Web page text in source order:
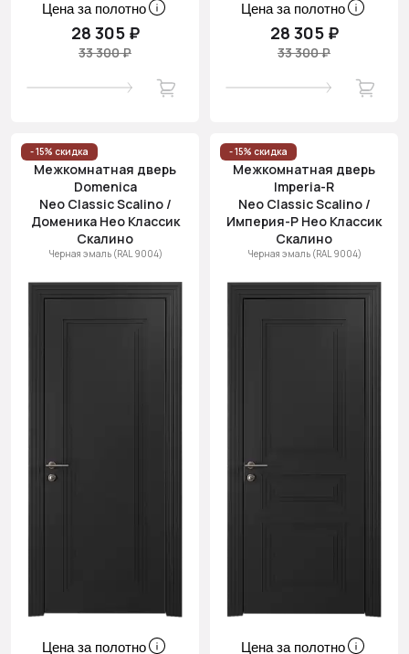
Цена за полотно
28 305 ₽
33 300 ₽
Цена за полотно
28 305 ₽
33 300 ₽
- 15% скидка
Межкомнатная дверь
Domenica
Neo Classic Scalino /
Доменика Нео Классик
Скалино
Черная эмаль (RAL 9004)
Цена за полотно
- 15% скидка
Межкомнатная дверь
Imperia-R
Neo Classic Scalino /
Империя-Р Нео Классик
Скалино
Черная эмаль (RAL 9004)
Цена за полотно